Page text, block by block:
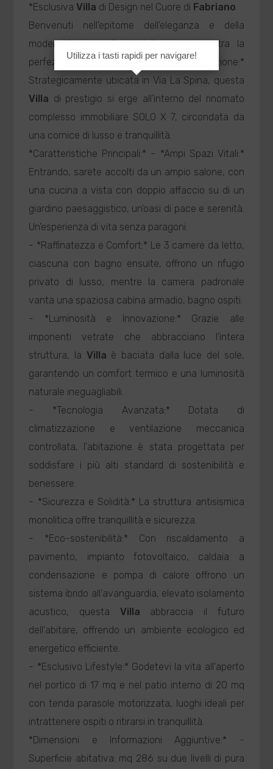
*Esclusiva Villa di Design nel Cuore di Fabriano.
Benvenuti nell'epitome dell'eleganza e della
modernità, dove l'arte dell'abitare incontra la
perfezione architettonica. *Posizione:*
Strategicamente ubicata in Via La Spina, questa
Villa di prestigio si erge all'interno del rinomato
complesso immobiliare SOLO X 7, circondata da
una cornice di lusso e tranquillità.
*Caratteristiche Principali:* - *Ampi Spazi Vitali:*
Entrando, sarete accolti da un ampio salone, con
una cucina a vista con doppio affaccio su di un
giardino paesaggistico, un'oasi di pace e serenità.
Un'esperienza di vita senza paragoni.
- *Raffinatezza e Comfort:* Le 3 camere da letto,
ciascuna con bagno ensuite, offrono un rifugio
privato di lusso, mentre la camera padronale
vanta una spaziosa cabina armadio, bagno ospiti.
- *Luminosità e Innovazione:* Grazie alle
imponenti vetrate che abbracciano l'intera
struttura, la Villa è baciata dalla luce del sole,
garantendo un comfort termico e una luminosità
naturale ineguagliabili.
- *Tecnologia Avanzata:* Dotata di
climatizzazione e ventilazione meccanica
controllata, l'abitazione è stata progettata per
soddisfare i più alti standard di sostenibilità e
benessere.
- *Sicurezza e Solidità:* La struttura antisismica
monolitica offre tranquillità e sicurezza.
- *Eco-sostenibilità:* Con riscaldamento a
pavimento, impianto fotovoltaico, caldaia a
condensazione e pompa di calore offrono un
sistema ibrido all'avanguardia, elevato isolamento
acustico, questa Villa abbraccia il futuro
dell'abitare, offrendo un ambiente ecologico ed
energetico efficiente.
- *Esclusivo Lifestyle:* Godetevi la vita all'aperto
nel portico di 17 mq e nel patio interno di 20 mq
con tenda parasole motorizzata, luoghi ideali per
intrattenere ospiti o ritirarsi in tranquillità.
*Dimensioni e Informazioni Aggiuntive:* -
Superficie abitativa: mq 286 su due livelli di pura
Utilizza i tasti rapidi per navigare!